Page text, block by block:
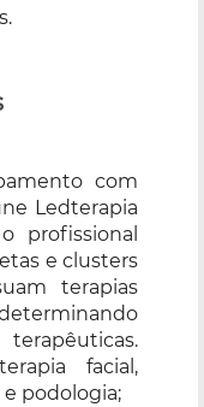
com
Ledterapia
profissional
e clusters
terapias
terapêuticas.
facial,
e podologia;